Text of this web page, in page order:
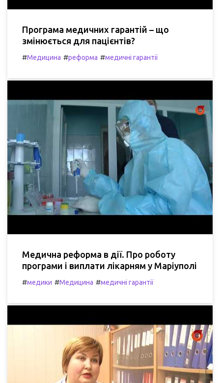
Програма медичних гарантій – що
змінюється для пацієнтів?
#Медицина #реформа #медичні гарантії
Медична реформа в дії. Про роботу
програми і виплати лікарням у Маріуполі
#медики #Медицина #медичні гарантії